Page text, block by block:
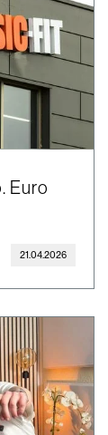
Euro
21.04.2026